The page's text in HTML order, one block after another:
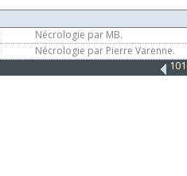
Nécrologie par MB.
Nécrologie par Pierre Varenne.